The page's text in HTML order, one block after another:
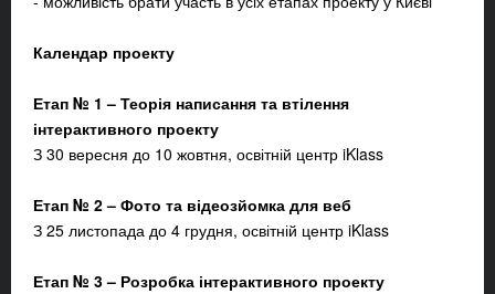
Календар проекту
Етап № 1 – Теорія написання та втілення
інтерактивного проекту
З 30 вересня до 10 жовтня, освітній центр iKlass
Етап № 2 – Фото та відеозйомка для веб
З 25 листопада до 4 грудня, освітній центр iKlass
Етап № 3 – Розробка інтерактивного проекту